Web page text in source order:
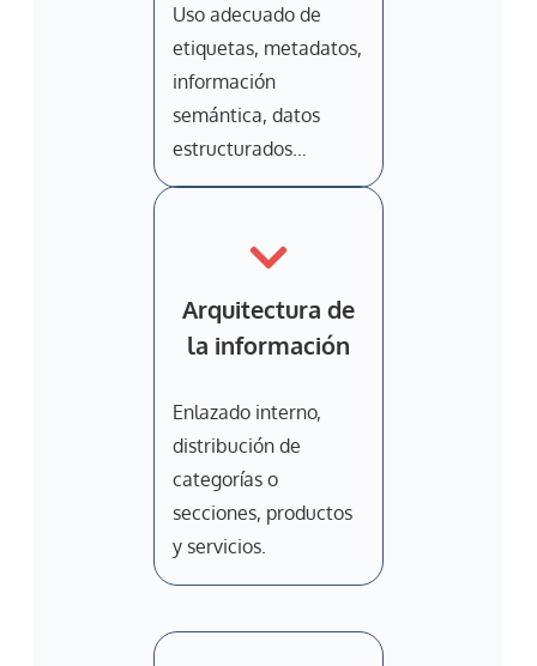
Uso adecuado de
etiquetas, metadatos,
información
semántica, datos
estructurados…
Arquitectura de
la información
Enlazado interno,
distribución de
categorías o
secciones, productos
y servicios.